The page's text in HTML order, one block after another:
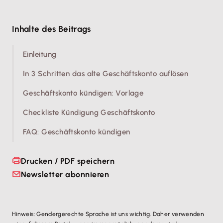
hingegen derGeschäftsführer oder ein Mitarbeiter
Kündigungsschreibens
Inhalte des Beitrags
Einleitung
In 3 Schritten das alte Geschäftskonto auflösen
Geschäftskonto kündigen: Vorlage
Checkliste Kündigung Geschäftskonto
FAQ: Geschäftskonto kündigen
Drucken / PDF speichern
Newsletter abonnieren
Hinweis: Gendergerechte Sprache ist uns wichtig. Daher verwenden